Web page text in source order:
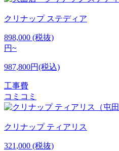
クリナップ ステディア
898,000 (税抜)
円~
987,800円(税込)
工事費
コミコミ
クリナップ ティアリス
321,000 (税抜)